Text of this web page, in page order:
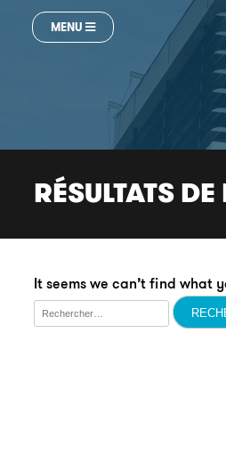
MENU
RÉSULTATS
It seems we can’t find what
Rechercher :